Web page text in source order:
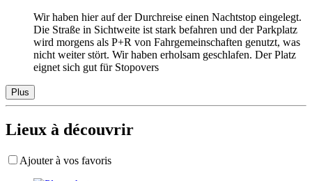
Wir haben hier auf der Durchreise einen Nachtstop eingelegt.
Die Straße in Sichtweite ist stark befahren und der Parkplatz
wird morgens als P+R von Fahrgemeinschaften genutzt, was
nicht weiter stört. Wir haben erholsam geschlafen. Der Platz
eignet sich gut für Stopovers
Plus
Lieux à découvrir
Ajouter à vos favoris